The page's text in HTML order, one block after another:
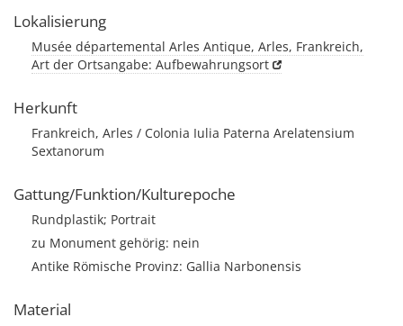
Lokalisierung
Musée départemental Arles Antique, Arles, Frankreich,
Art der Ortsangabe: Aufbewahrungsort
Herkunft
Frankreich, Arles / Colonia Iulia Paterna Arelatensium
Sextanorum
Gattung/Funktion/Kulturepoche
Rundplastik; Portrait
zu Monument gehörig: nein
Antike Römische Provinz: Gallia Narbonensis
Material